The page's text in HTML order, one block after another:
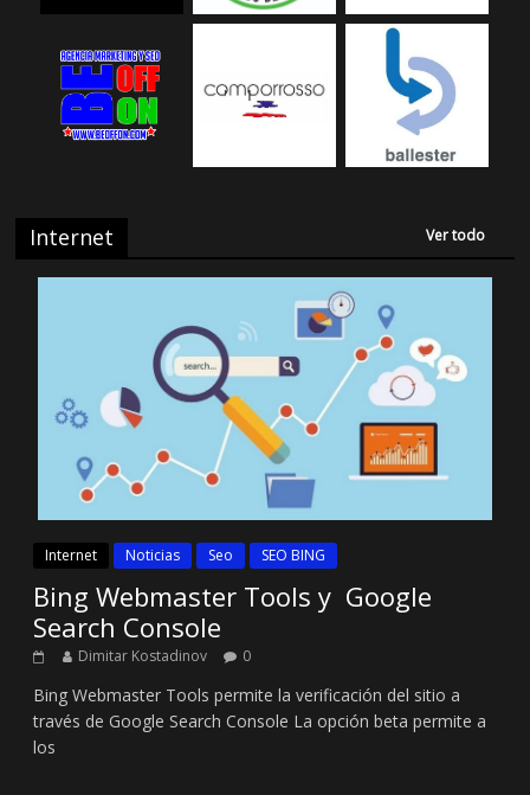
Internet Ver todo
Internet Noticias Seo SEO BING
Bing Webmaster Tools y Google
Search Console
Dimitar Kostadinov 0
Bing Webmaster Tools permite la verificación del sitio a
través de Google Search Console La opción beta permite a
los